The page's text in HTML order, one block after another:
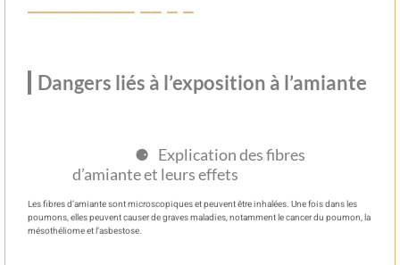
Dangers liés à l’exposition à l’amiante
Explication des fibres
d’amiante et leurs effets
Les fibres d’amiante sont microscopiques et peuvent être inhalées. Une fois dans les
poumons, elles peuvent causer de graves maladies, notamment le cancer du poumon, la
mésothéliome et l’asbestose.